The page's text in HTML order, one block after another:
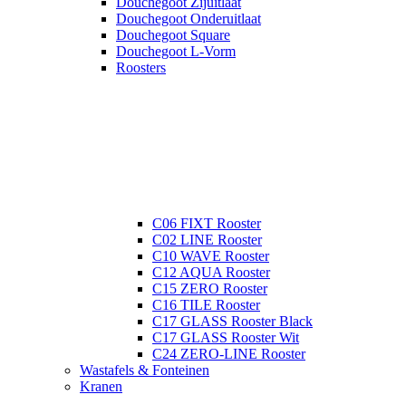
Douchegoot Onderuitlaat
Douchegoot Square
Douchegoot L-Vorm
Roosters
C06 FIXT Rooster
C02 LINE Rooster
C10 WAVE Rooster
C12 AQUA Rooster
C15 ZERO Rooster
C16 TILE Rooster
C17 GLASS Rooster Black
C17 GLASS Rooster Wit
C24 ZERO-LINE Rooster
Wastafels & Fonteinen
Kranen